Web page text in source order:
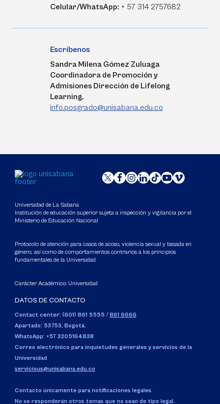
Celular/WhatsApp: + 57 314 2757682
Escríbenos
Sandra Milena Gómez Zuluaga
Coordinadora de Promoción y
Admisiones Dirección de Lifelong
Learning.
info.posgrado@unisabana.edu.co
Universidad de La Sabana
Institución de educación superior sujeta a inspección y vigilancia por el
Ministerio de Educación Nacional
Protocolo de atención para casos de acoso, violencia sexual y basada en
género, así como de comportamientos contrarios a los principios
fundamentales de la Universidad
Carácter Académico: Universidad
DATOS DE CONTACTO
Contact center: (601) 861 5555 / 861 6666
Apartado: 53753, Bogotá.
WhatsApp: +57 3205164838
Correo electrónico para inquietudes generales y servicios de la
Universidad
servicious@unisabana.edu.co
Contacto únicamente para notificaciones legales.
No se responderán otros temas que no sean de tipo legal.